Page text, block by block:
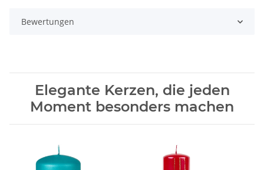
Bewertungen
Elegante Kerzen, die jeden
Moment besonders machen